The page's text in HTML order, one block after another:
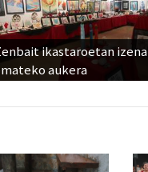
ikastaroetan izena
aukera